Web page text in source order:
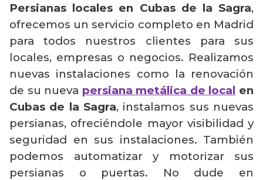
Persianas locales en Cubas de la Sagra,
ofrecemos un servicio completo en Madrid
para todos nuestros clientes para sus
locales, empresas o negocios. Realizamos
nuevas instalaciones como la renovación
de su nueva persiana metálica de local en
Cubas de la Sagra, instalamos sus nuevas
persianas, ofreciéndole mayor visibilidad y
seguridad en sus instalaciones. También
podemos automatizar y motorizar sus
persianas o puertas. No dude en